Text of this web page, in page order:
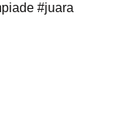
#juara